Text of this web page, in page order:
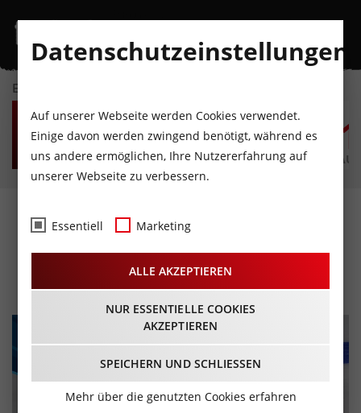
EVENTKALENDER
FR
7
AUGUST
SA
8
AUGUST
SO
9
AUGUST
MO
10
AUGUST
DI
11
AUGUST
EBERSPÄCHER Rodel-
Weltcup 2023/24
13.01.2024 - Beginn 09:00 Uhr
Datenschutzeinstellungen
Auf unserer Webseite werden Cookies verwendet.
Einige davon werden zwingend benötigt, während es
uns andere ermöglichen, Ihre Nutzererfahrung auf
unserer Webseite zu verbessern.
Essentiell Marketing
ALLE AKZEPTIEREN
NUR ESSENTIELLE COOKIES
AKZEPTIEREN
SPEICHERN UND SCHLIESSEN
Mehr über die genutzten Cookies erfahren